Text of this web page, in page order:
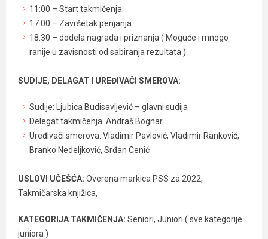
11:00 – Start takmičenja
17:00 – Završetak penjanja
18:30 – dodela nagrada i priznanja ( Moguće i mnogo
ranije u zavisnosti od sabiranja rezultata )
SUDIJE, DELAGAT I UREĐIVAČI SMEROVA:
Sudije: Ljubica Budisavljević – glavni sudija
Delegat takmičenja: Andraš Bognar
Uređivači smerova: Vladimir Pavlović, Vladimir Ranković,
Branko Nedeljković, Srđan Cenić
USLOVI UČEŠĆA: Overena markica PSS za 2022,
Takmičarska knjižica,
KATEGORIJA TAKMIČENJA: Seniori, Juniori ( sve kategorije
juniora )